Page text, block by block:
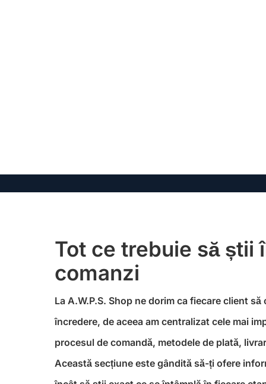
Tot ce trebuie să știi
comanzi
La A.W.P.S. Shop ne dorim ca fiecare client
încredere, de aceea am centralizat cele mai
procesul de comandă, metodele de plată,
Această secțiune este gândită să-ți ofere